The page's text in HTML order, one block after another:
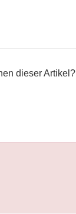
dieser Artikel?